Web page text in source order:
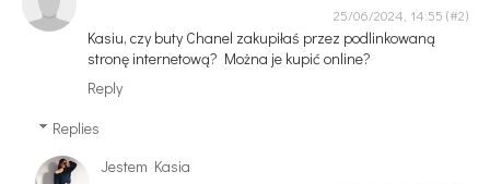
25/06/2024, 14:55
Kasiu, czy buty Chanel zakupiłaś przez podlinkowaną
stronę internetową? Można je kupić online?
Reply
Replies
Jestem Kasia